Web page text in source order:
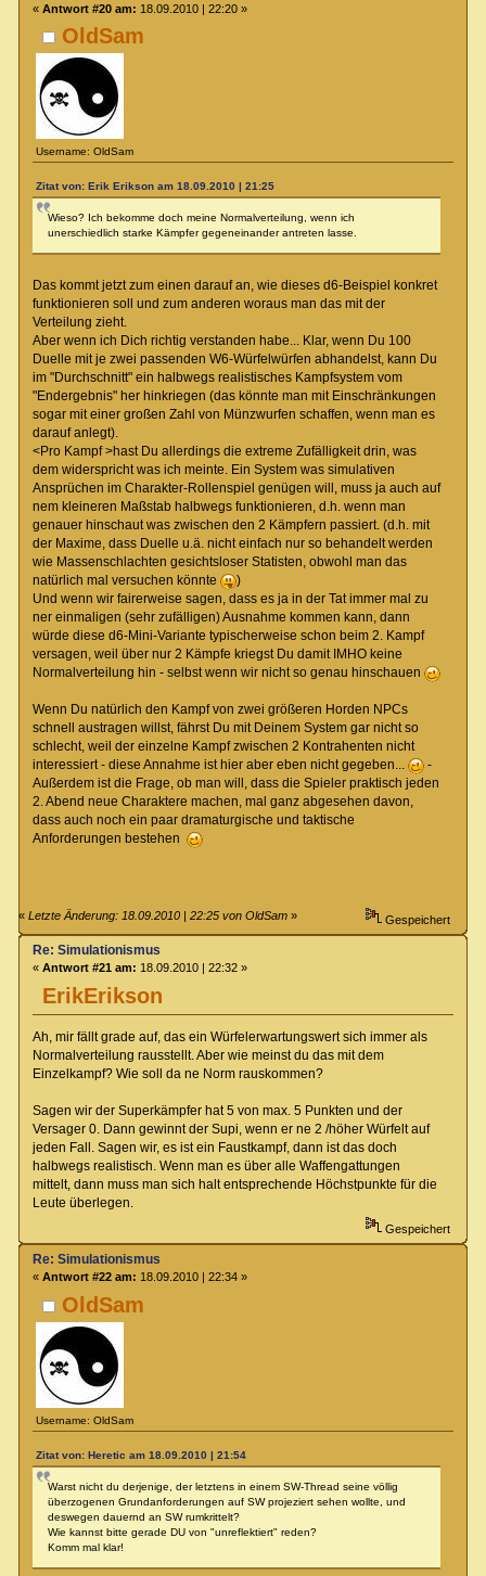
OldSam
Username: OldSam
« Antwort #20 am: 18.09.2010 | 22:20 »
Zitat von: Erik Erikson am 18.09.2010 | 21:25
Wieso? Ich bekomme doch meine Normalverteilung, wenn ich
unerschiedlich starke Kämpfer gegeneinander antreten lasse.
Das kommt jetzt zum einen darauf an, wie dieses d6-Beispiel konkret
funktionieren soll und zum anderen woraus man das mit der
Verteilung zieht.
Aber wenn ich Dich richtig verstanden habe... Klar, wenn Du 100
Duelle mit je zwei passenden W6-Würfelwürfen abhandelst, kann Du
im "Durchschnitt" ein halbwegs realistisches Kampfsystem vom
"Endergebnis" her hinkriegen (das könnte man mit Einschränkungen
sogar mit einer großen Zahl von Münzwurfen schaffen, wenn man es
darauf anlegt).
<Pro Kampf >hast Du allerdings die extreme Zufälligkeit drin, was
dem widerspricht was ich meinte. Ein System was simulativen
Ansprüchen im Charakter-Rollenspiel genügen will, muss ja auch auf
nem kleineren Maßstab halbwegs funktionieren, d.h. wenn man
genauer hinschaut was zwischen den 2 Kämpfern passiert. (d.h. mit
der Maxime, dass Duelle u.ä. nicht einfach nur so behandelt werden
wie Massenschlachten gesichtsloser Statisten, obwohl man das
natürlich mal versuchen könnte
)
Und wenn wir fairerweise sagen, dass es ja in der Tat immer mal zu
ner einmaligen (sehr zufälligen) Ausnahme kommen kann, dann
würde diese d6-Mini-Variante typischerweise schon beim 2. Kampf
versagen, weil über nur 2 Kämpfe kriegst Du damit IMHO keine
Normalverteilung hin - selbst wenn wir nicht so genau hinschauen
Wenn Du natürlich den Kampf von zwei größeren Horden NPCs
schnell austragen willst, fährst Du mit Deinem System gar nicht so
schlecht, weil der einzelne Kampf zwischen 2 Kontrahenten nicht
interessiert - diese Annahme ist hier aber eben nicht gegeben...
-
Außerdem ist die Frage, ob man will, dass die Spieler praktisch jeden
2. Abend neue Charaktere machen, mal ganz abgesehen davon,
dass auch noch ein paar dramaturgische und taktische
Anforderungen bestehen
«Letzte Änderung: 18.09.2010 | 22:25 von OldSam » Gespeichert
ErikErikson
Re: Simulationismus
« Antwort #21 am: 18.09.2010 | 22:32 »
Ah, mir fällt grade auf, das ein Würfelerwartungswert sich immer als
Normalverteilung rausstellt. Aber wie meinst du das mit dem
Einzelkampf? Wie soll da ne Norm rauskommen?
Sagen wir der Superkämpfer hat 5 von max. 5 Punkten und der
Versager 0. Dann gewinnt der Supi, wenn er ne 2 /höher Würfelt auf
jeden Fall. Sagen wir, es ist ein Faustkampf, dann ist das doch
halbwegs realistisch. Wenn man es über alle Waffengattungen
mittelt, dann muss man sich halt entsprechende Höchstpunkte für die
Leute überlegen.
Gespeichert
OldSam
Username: OldSam
Re: Simulationismus
« Antwort #22 am: 18.09.2010 | 22:34 »
Zitat von: Heretic am 18.09.2010 | 21:54
Warst nicht du derjenige, der letztens in einem SW-Thread seine völlig
überzogenen Grundanforderungen auf SW projeziert sehen wollte, und
deswegen dauernd an SW rumkrittelt?
Wie kannst bitte gerade DU von "unreflektiert" reden?
Komm mal klar!